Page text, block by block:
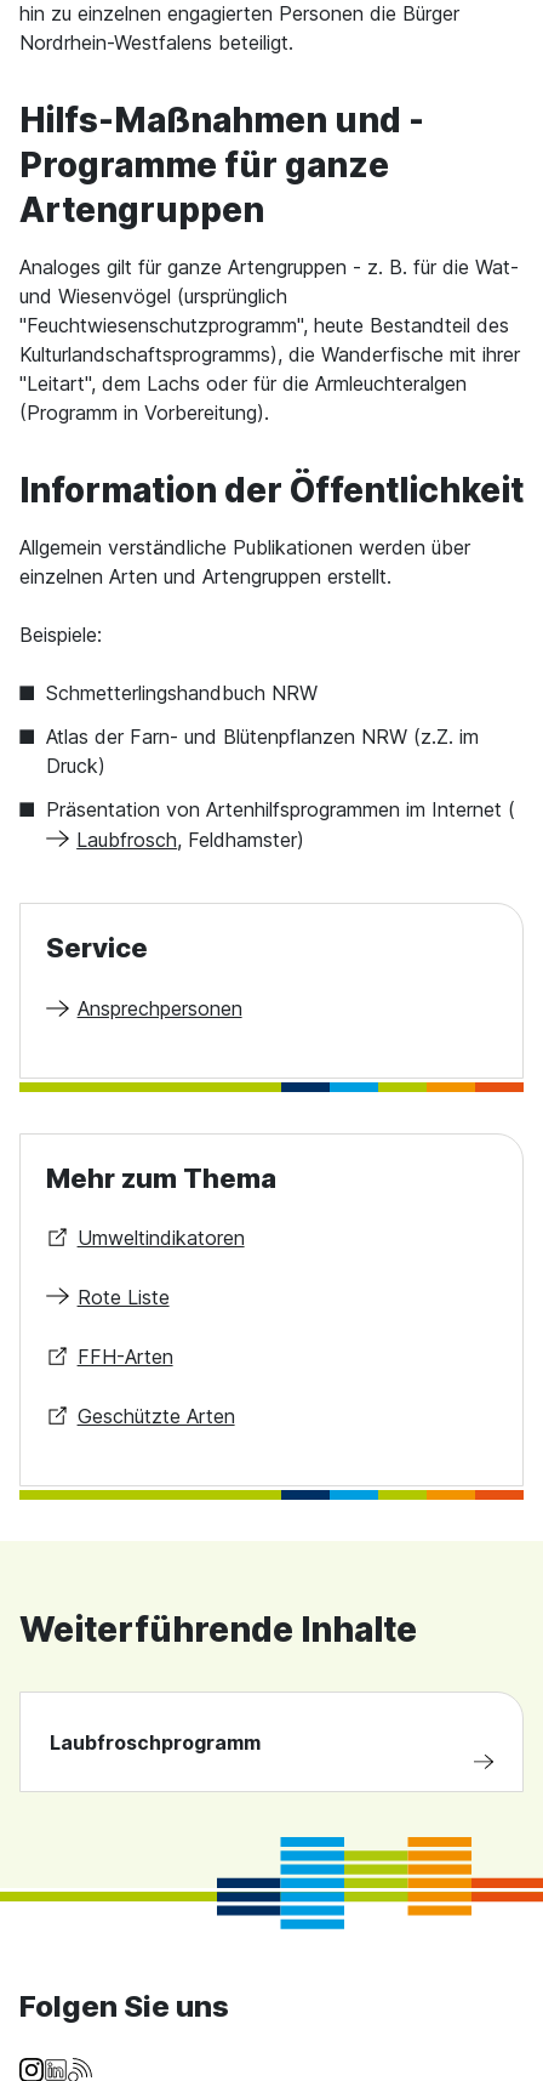
hin zu einzelnen engagierten Personen die Bürger
Nordrhein-Westfalens beteiligt.
Hilfs-Maßnahmen und -
Programme für ganze
Artengruppen
Analoges gilt für ganze Artengruppen - z. B. für die Wat-
und Wiesenvögel (ursprünglich
"Feuchtwiesenschutzprogramm", heute Bestandteil des
Kulturlandschaftsprogramms), die Wanderfische mit ihrer
"Leitart", dem Lachs oder für die Armleuchteralgen
(Programm in Vorbereitung).
Information der Öffentlichkeit
Allgemein verständliche Publikationen werden über
einzelnen Arten und Artengruppen erstellt.
Beispiele:
Schmetterlingshandbuch NRW
Atlas der Farn- und Blütenpflanzen NRW (z.Z. im
Druck)
Präsentation von Artenhilfsprogrammen im Internet (
Laubfrosch, Feldhamster)
Service
Ansprechpersonen
Mehr zum Thema
Umweltindikatoren
Rote Liste
FFH-Arten
Geschützte Arten
Weiterführende Inhalte
Laubfroschprogramm
Folgen Sie uns